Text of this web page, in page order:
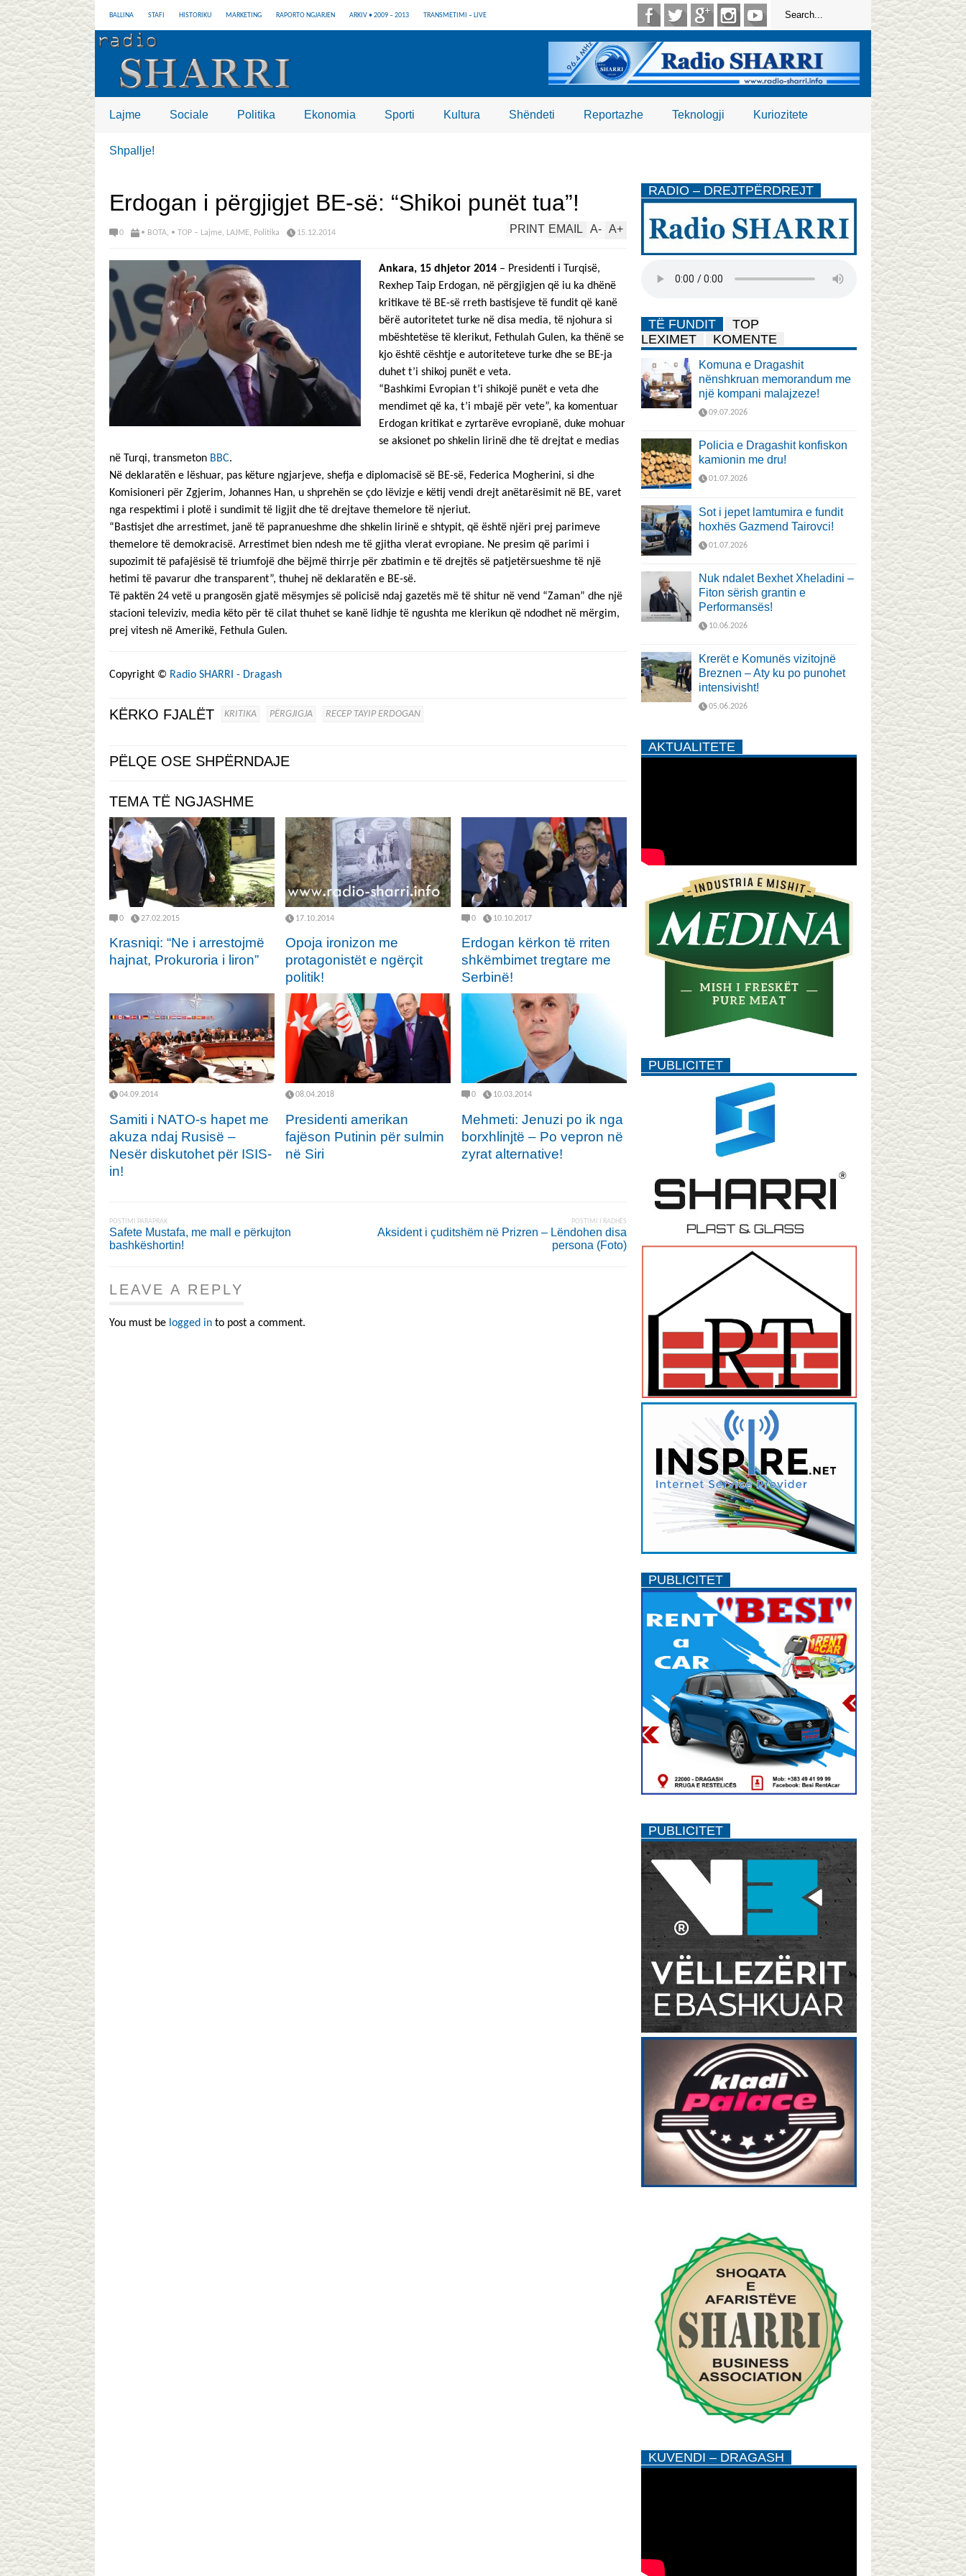
BALLINA STAFI HISTORIKU MARKETING RAPORTO NGJARJEN ARKIV • 2009 – 2013 TRANSMETIMI – LIVE
Lajme Sociale Politika Ekonomia Sporti Kultura Shëndeti Reportazhe Teknologji Kuriozitete
Shpallje!
Erdogan i përgjigjet BE-së: “Shikoi punët tua”!
0 • BOTA, • TOP – Lajme, LAJME, Politika 15.12.2014 A+
A-
EMAIL
PRINT
Ankara, 15 dhjetor 2014 – Presidenti i Turqisë,
Rexhep Taip Erdogan, në përgjigjen që iu ka dhënë
kritikave të BE-së rreth bastisjeve të fundit që kanë
bërë autoritetet turke në disa media, të njohura si
mbështetëse të klerikut, Fethulah Gulen, ka thënë se
kjo është cështje e autoriteteve turke dhe se BE-ja
duhet t’i shikoj punët e veta.
“Bashkimi Evropian t’i shikojë punët e veta dhe
mendimet që ka, t’i mbajë për vete”, ka komentuar
Erdogan kritikat e zyrtarëve evropianë, duke mohuar
se aksionet po shkelin lirinë dhe të drejtat e medias
në Turqi, transmeton BBC.
Në deklaratën e lëshuar, pas këture ngjarjeve, shefja e diplomacisë së BE-së, Federica Mogherini, si dhe
Komisioneri për Zgjerim, Johannes Han, u shprehën se çdo lëvizje e këtij vendi drejt anëtarësimit në BE, varet
nga respektimi i plotë i sundimit të ligjit dhe të drejtave themelore të njeriut.
“Bastisjet dhe arrestimet, janë të papranueshme dhe shkelin lirinë e shtypit, që është njëri prej parimeve
themelore të demokracisë. Arrestimet bien ndesh me të gjitha vlerat evropiane. Ne presim që parimi i
supozimit të pafajësisë të triumfojë dhe bëjmë thirrje për zbatimin e të drejtës së patjetërsueshme të një
hetimi të pavarur dhe transparent”, thuhej në deklaratën e BE-së.
Të paktën 24 vetë u prangosën gjatë mësymjes së policisë ndaj gazetës më të shitur në vend “Zaman” dhe një
stacioni televiziv, media këto për të cilat thuhet se kanë lidhje të ngushta me klerikun që ndodhet në mërgim,
prej vitesh në Amerikë, Fethula Gulen.
Copyright © Radio SHARRI - Dragash
KËRKO FJALËT KRITIKA PËRGJIGJA RECEP TAYIP ERDOGAN
PËLQE OSE SHPËRNDAJE
TEMA TË NGJASHME
0 27.02.2015
Krasniqi: “Ne i arrestojmë
hajnat, Prokuroria i liron”
17.10.2014
Opoja ironizon me
protagonistët e ngërçit
politik!
0 10.10.2017
Erdogan kërkon të rriten
shkëmbimet tregtare me
Serbinë!
04.09.2014
Samiti i NATO-s hapet me
akuza ndaj Rusisë –
Nesër diskutohet për ISIS-
in!
08.04.2018
Presidenti amerikan
fajëson Putinin për sulmin
në Siri
0 10.03.2014
Mehmeti: Jenuzi po ik nga
borxhlinjtë – Po vepron në
zyrat alternative!
POSTIMI PARAPRAK
Safete Mustafa, me mall e përkujton
bashkëshortin!
POSTIMI I RADHËS
Aksident i çuditshëm në Prizren – Lëndohen disa
persona (Foto)
LEAVE A REPLY
You must be logged in to post a comment.
RADIO – DREJTPËRDREJT
TË FUNDIT
TOP
LEXIMET
KOMENTE
Komuna e Dragashit
nënshkruan memorandum me
një kompani malajzeze!
09.07.2026
Policia e Dragashit konfiskon
kamionin me dru!
01.07.2026
Sot i jepet lamtumira e fundit
hoxhës Gazmend Tairovci!
01.07.2026
Nuk ndalet Bexhet Xheladini –
Fiton sërish grantin e
Performansës!
10.06.2026
Krerët e Komunës vizitojnë
Breznen – Aty ku po punohet
intensivisht!
05.06.2026
AKTUALITETE
PUBLICITET
PUBLICITET
PUBLICITET
KUVENDI – DRAGASH